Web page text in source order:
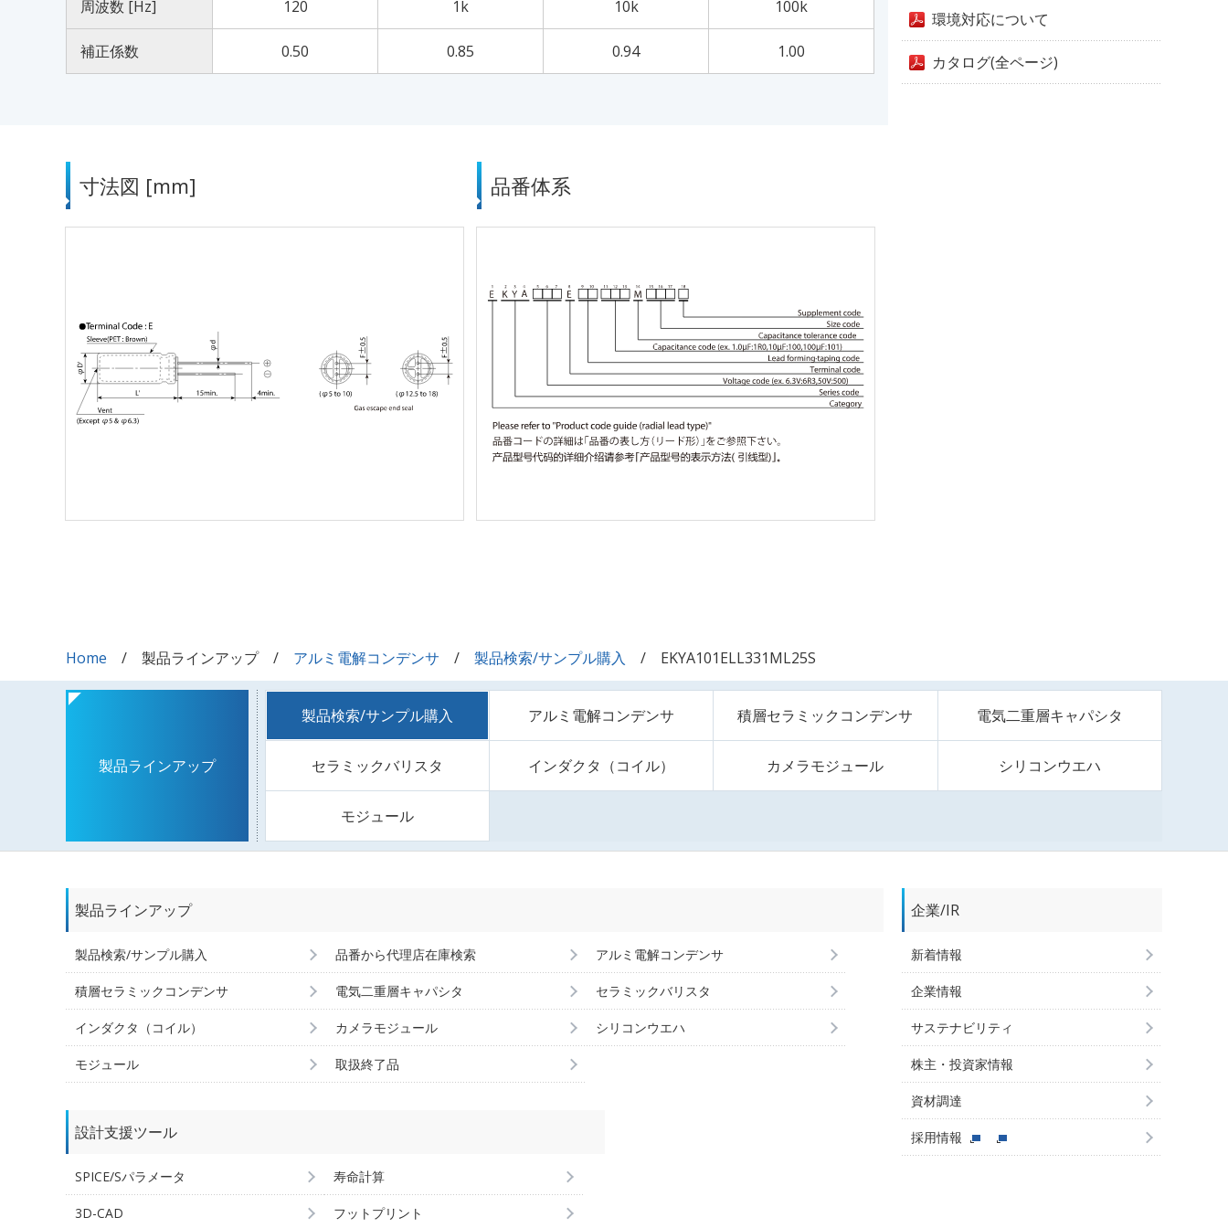
周波数 [Hz] 120 1k 10k 100k
補正係数 0.50 0.85 0.94 1.00
寸法図 [mm] 品番体系
環境対応について
カタログ(全ページ)
Home 製品ラインアップ アルミ電解コンデンサ 製品検索/サンプル購入 EKYA101ELL331ML25S
製品ラインアップ
製品検索/サンプル購入 アルミ電解コンデンサ 積層セラミックコンデンサ 電気二重層キャパシタ
セラミックバリスタ インダクタ（コイル） カメラモジュール シリコンウエハ
モジュール
製品ラインアップ
製品検索/サンプル購入 品番から代理店在庫検索 アルミ電解コンデンサ
積層セラミックコンデンサ 電気二重層キャパシタ セラミックバリスタ
インダクタ（コイル） カメラモジュール シリコンウエハ
モジュール 取扱終了品
設計支援ツール
SPICE/Sパラメータ 寿命計算
3D-CAD フットプリント
企業/IR
新着情報
企業情報
サステナビリティ
株主・投資家情報
資材調達
採用情報